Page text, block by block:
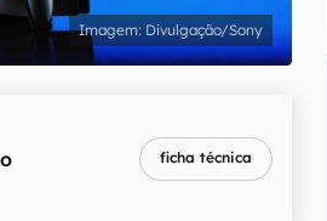
Divulgação/Sony
ficha técnica